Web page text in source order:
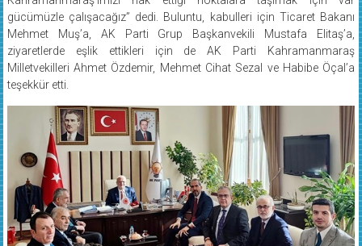
gücümüzle çalışacağız” dedi. Buluntu, kabulleri için Ticaret Bakanı
Mehmet Muş’a, AK Parti Grup Başkanvekili Mustafa Elitaş’a,
ziyaretlerde eşlik ettikleri için de AK Parti Kahramanmaraş
Milletvekilleri Ahmet Özdemir, Mehmet Cihat Sezal ve Habibe Öçal’a
teşekkür etti.